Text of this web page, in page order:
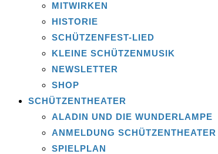
MITWIRKEN
HISTORIE
SCHÜTZENFEST-LIED
KLEINE SCHÜTZENMUSIK
NEWSLETTER
SHOP
SCHÜTZENTHEATER
ALADIN UND DIE WUNDERLAMPE
ANMELDUNG SCHÜTZENTHEATER
SPIELPLAN